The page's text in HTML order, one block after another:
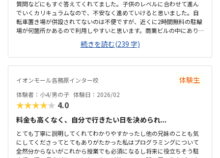
質問などにもすぐ答えてくれてました。子供のレベルに合わせて進ん
でいくカリキュラムなので、不安なく進めていけると思いました。自
転車置き場が併設されてないのは不便ですが、近くに2時間無料の駐輪
場が何箇所かあるので利用しやすいと思います。商業ビルの中にあり
明るく綺麗で、一人でコツコツプログラミングを進めて行ける環境か
とおもいました。他のプログラミング教室に比べると、格段に安くて
通いやすい価格設定になっていると思います。
続きを読む(239 字)
イオンモール各務原インター校 体験生
体験者：小4/男の子 体験日：2026/02
★★★★★ 4.0
料金も高くなく、自分で行きたい日を決められ...
とても丁寧に説明してくれてわかりやすかったし他の兄妹のことも気
にしてくださってとてもありがたかった私はプログラミングについて
全然分からないがこれから授業でも必須になるし将来に役立ちそう駐